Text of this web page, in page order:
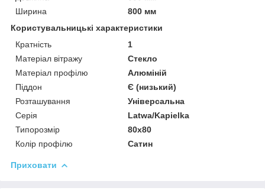
Ширина
800 мм
Користувальницькі характеристики
Кратність
1
Матеріал вітражу
Стекло
Матеріал профілю
Алюміній
Піддон
Є (низький)
Розташування
Універсальна
Серія
Latwa/Kapielka
Типорозмір
80x80
Колір профілю
Сатин
Приховати